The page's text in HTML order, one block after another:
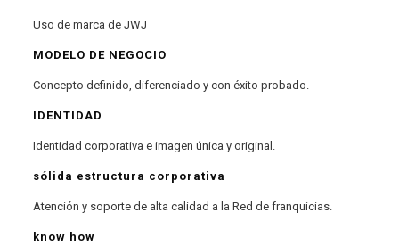
Uso de marca de JWJ
MODELO DE NEGOCIO
Concepto definido, diferenciado y con éxito probado.
IDENTIDAD
Identidad corporativa e imagen única y original.
sólida estructura corporativa
Atención y soporte de alta calidad a la Red de franquicias.
know how